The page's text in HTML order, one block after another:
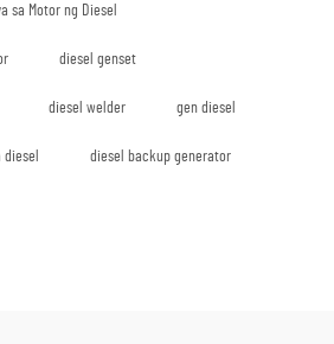
sa Motor ng Diesel
diesel genset
diesel welder gen diesel
diesel backup generator